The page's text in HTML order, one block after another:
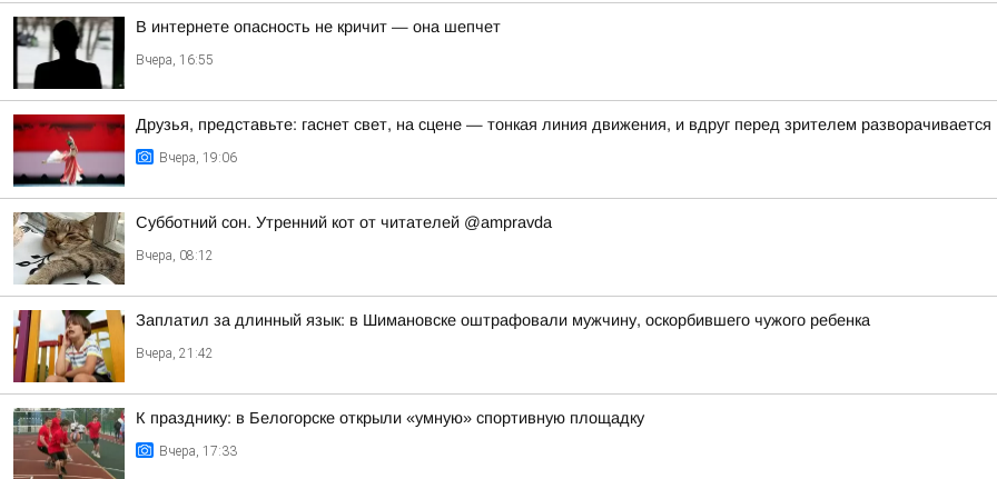
В интернете опасность не кричит — она шепчет
Вчера, 16:55
Друзья, представьте: гаснет свет, на сцене — тонкая линия движения, и вдруг перед зрителем разворачивается
Вчера, 19:06
Субботний сон. Утренний кот от читателей @ampravda
Вчера, 08:12
Заплатил за длинный язык: в Шимановске оштрафовали мужчину, оскорбившего чужого ребенка
Вчера, 21:42
К празднику: в Белогорске открыли «умную» спортивную площадку
Вчера, 17:33